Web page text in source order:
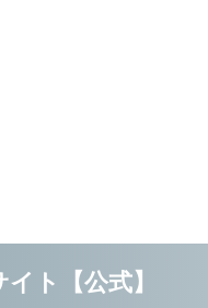
ト【公式】